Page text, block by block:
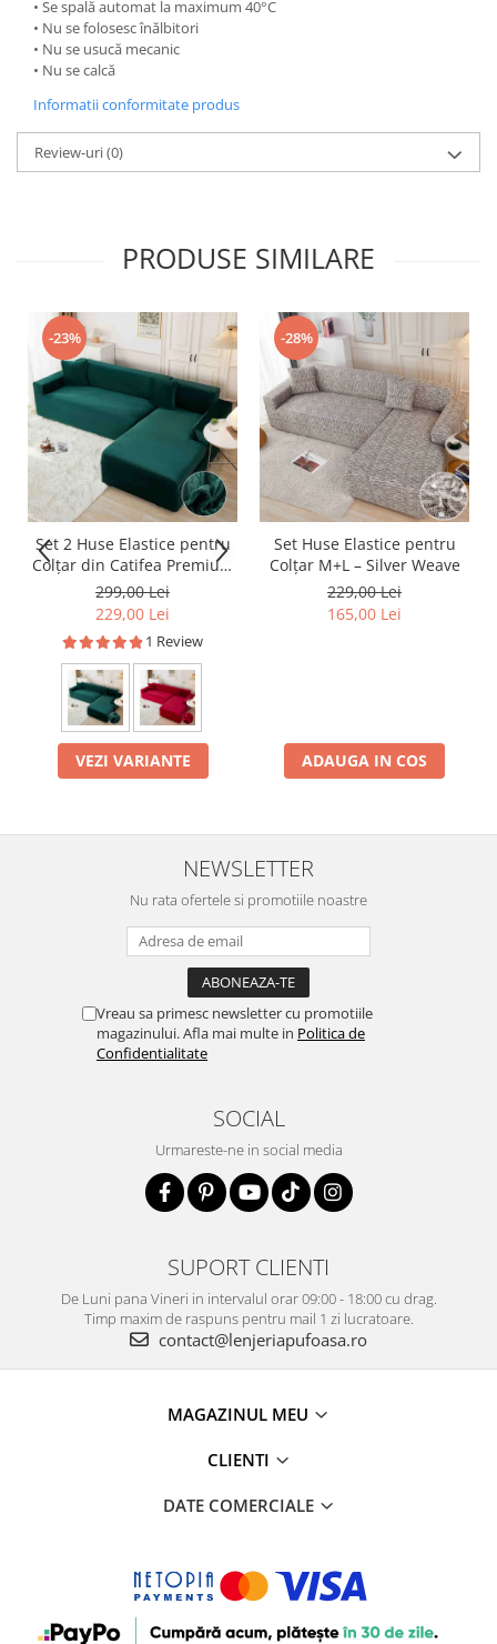
• Se spală automat la maximum 40°C
• Nu se folosesc înălbitori
• Nu se usucă mecanic
• Nu se calcă
Informatii conformitate produs
Review-uri(0)
PRODUSE SIMILARE
-23%
Set 2 Huse Elastice pentru
Colțar din Catifea Premium
– M+L
299,00 Lei
229,00 Lei
1 Review
VEZI VARIANTE
-28%
Set Huse Elastice pentru
Colțar M+L – Silver Weave
229,00 Lei
165,00 Lei
ADAUGA IN COS
NEWSLETTER
Nu rata ofertele si promotiile noastre
Vreau sa primesc newsletter cu promotiile
magazinului. Afla mai multe in Politica de
Confidentialitate
SOCIAL
Urmareste-ne in social media
SUPORT CLIENTI
De Luni pana Vineri in intervalul orar 09:00 - 18:00 cu drag.
Timp maxim de raspuns pentru mail 1 zi lucratoare.
contact@lenjeriapufoasa.ro
MAGAZINUL MEU
CLIENTI
DATE COMERCIALE